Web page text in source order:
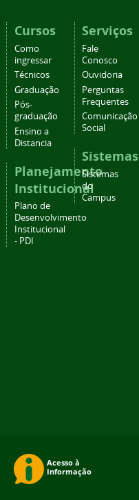
Cursos
Como
ingressar
Técnicos
Graduação
Pós-
graduação
Ensino a
Distancia
Planejamento
Institucional
Plano de
Desenvolvimento
Institucional
- PDI
Serviços
Fale
Conosco
Ouvidoria
Perguntas
Frequentes
Comunicação
Social
Sistemas
Sistemas
do
Campus